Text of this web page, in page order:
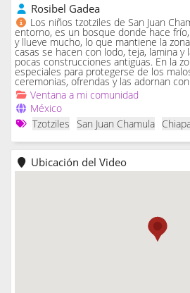
Rosibel Gadea
Los niños tzotziles de San Juan
entorno, es un bosque donde hace
y llueve mucho, lo que mantiene la
casas se hacen con lodo, teja, lamina y
pocas construcciones antiguas. En la
especiales para protegerse de los
ceremonias, ofrendas y las adornan
Ventana a mi comunidad
México
Tzotziles
San Juan Chamula
Ubicación del Video